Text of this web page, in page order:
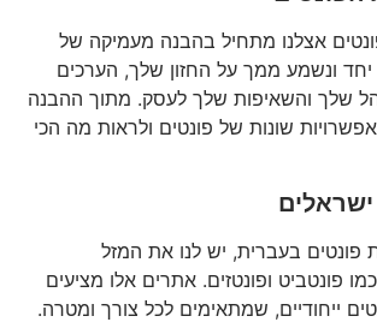
אצלנו מתחיל בהבנה מעמיקה של
ונשמע ממך על החזון שלך, הערכים
שלך והשאיפות שלך לעסק. מתוך ההבנה
שונות של פונטים ולראות מה הכי
בעברית, יש לנו את המזל
פונטביט ופונטזים. אתרים אלו מציעים
ייחודיים, שמתאימים לכל צורך ומטרה.